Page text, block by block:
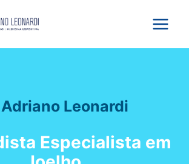
Adriano Leonardi
Especialista em